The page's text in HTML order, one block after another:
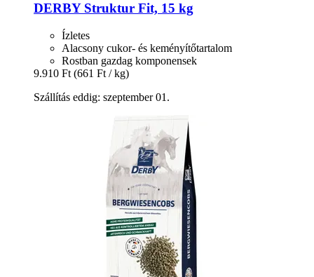
DERBYStruktur Fit, 15 kg
Ízletes
Alacsony cukor- és keményítőtartalom
Rostban gazdag komponensek
9.910 Ft (661 Ft / kg)
Szállítás eddig: szeptember 01.